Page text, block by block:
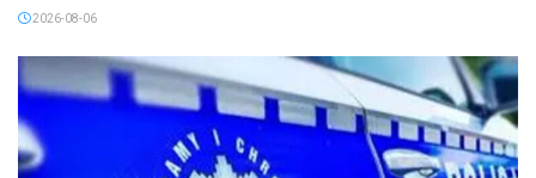
2026-08-06